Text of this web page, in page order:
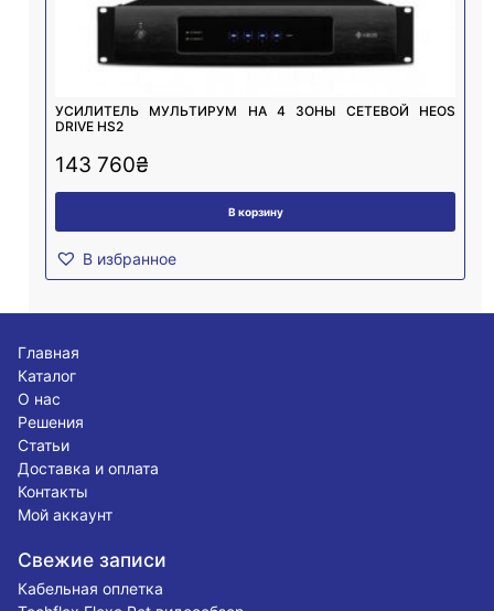
УСИЛИТЕЛЬ МУЛЬТИРУМ НА 4 ЗОНЫ СЕТЕВОЙ HEOS
DRIVE HS2
143 760₴
В корзину
В избранное
Главная
Каталог
О нас
Решения
Статьи
Доставка и оплата
Контакты
Мой аккаунт
Свежие записи
Кабельная оплетка